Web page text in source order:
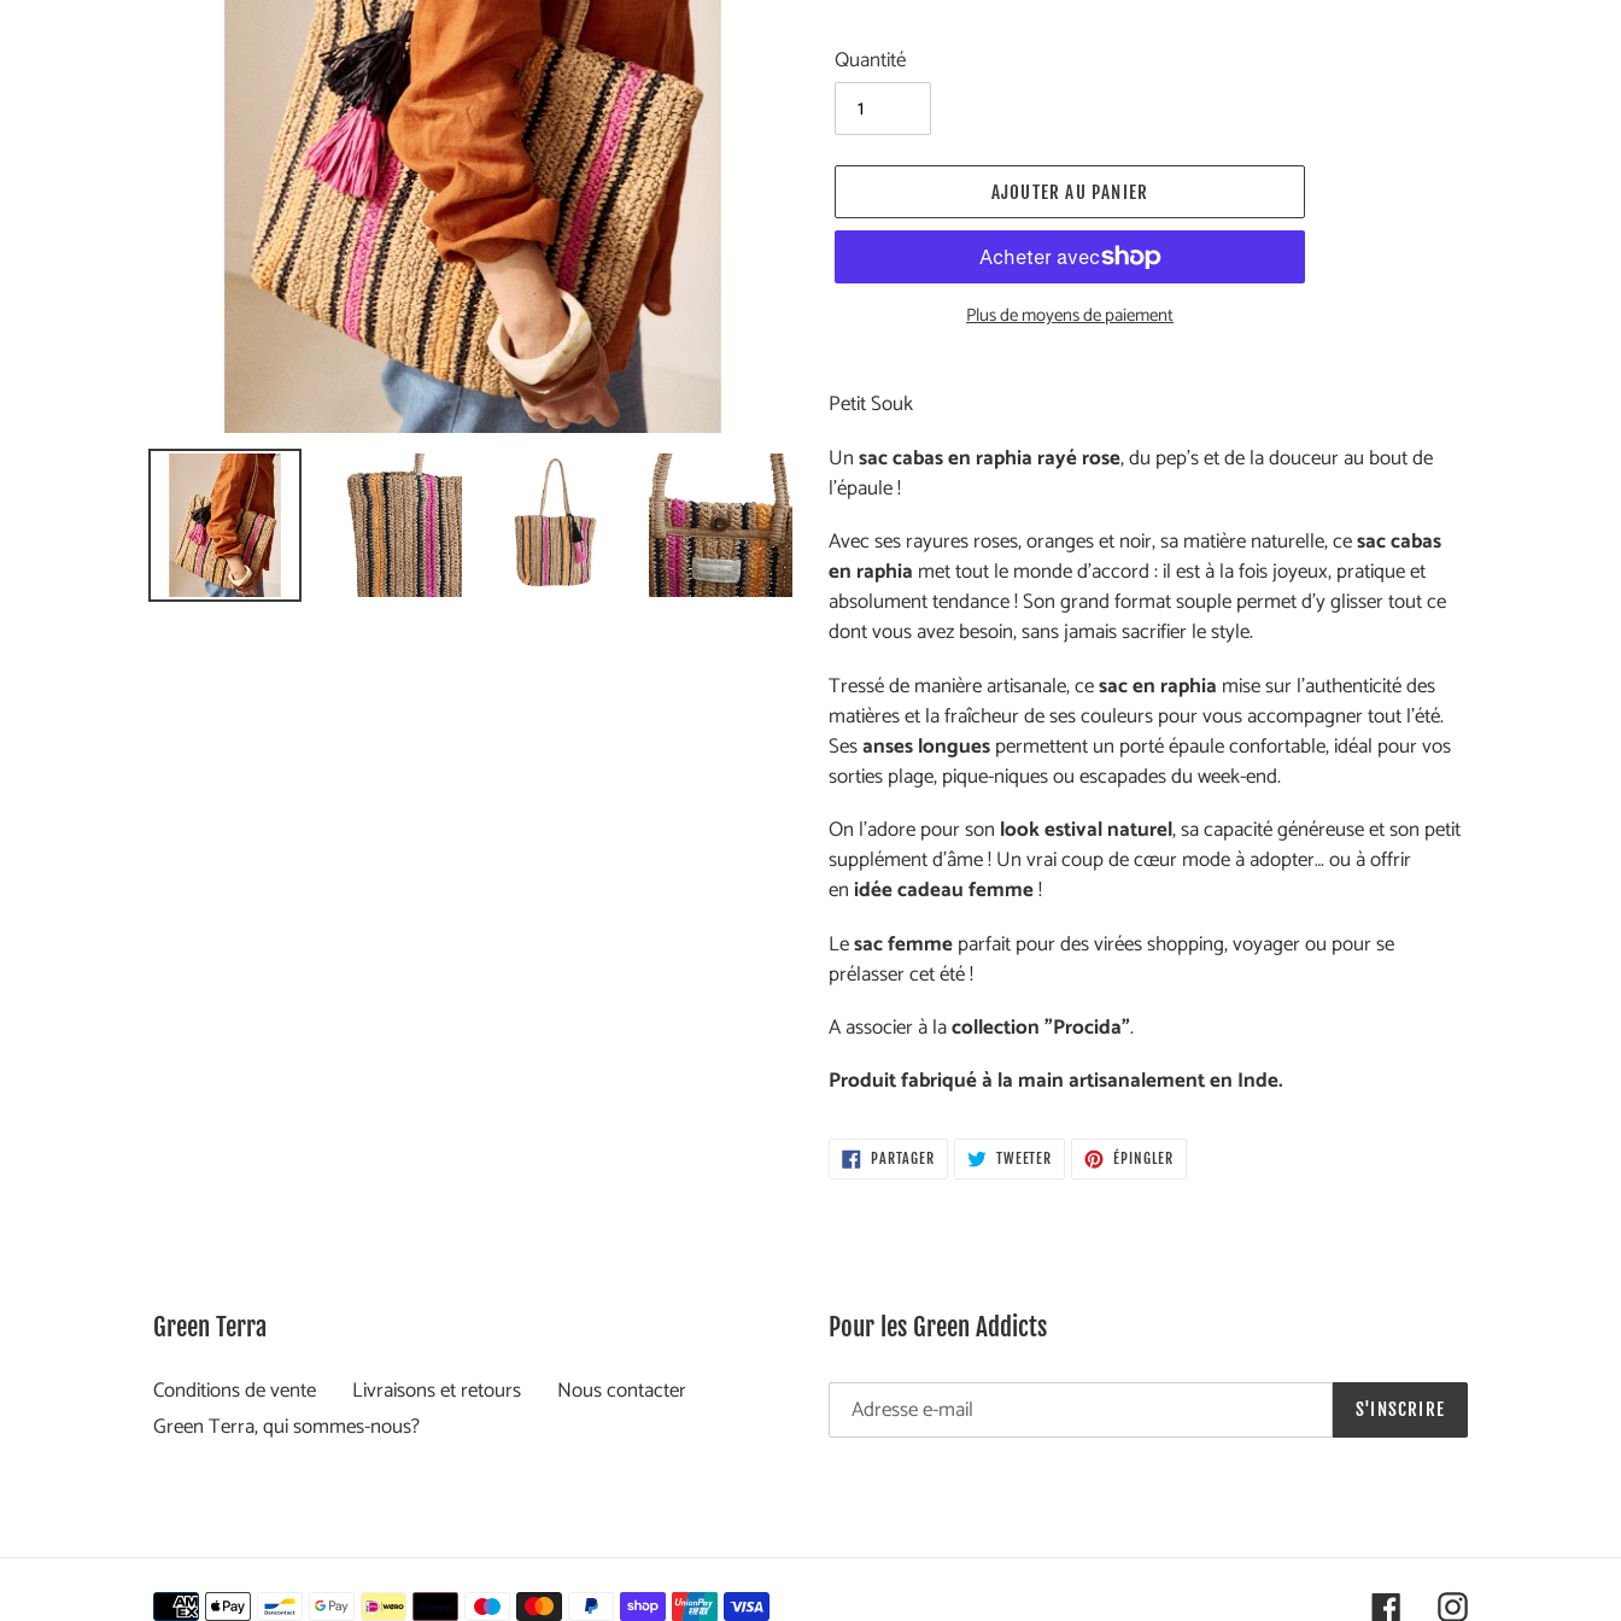
Quantité
AJOUTER AU PANIER
Plus de moyens de paiement
d'un
à
votre
Petit Souk
Unsac cabas en raphia rayé rose, du pep’s et de la douceur au bout de
l’épaule !
Avec sesrayures roses, oranges et noir, sa matière naturelle, cesac cabas
en raphia met tout le monde d’accord : il est à la fois joyeux, pratique et
absolument tendance ! Son grand format souple permet d’y glisser tout ce
dont vous avez besoin, sans jamais sacrifier le style.
Tressé de manière artisanale, cesac en raphia mise sur l’authenticité des
matières et la fraîcheur de ses couleurs pour vous accompagner tout l’été.
Sesanses longuespermettent un porté épaule confortable, idéal pour vos
sorties plage, pique-niques ou escapades du week-end.
On l’adore pour son look estival naturel, sa capacité généreuse et son petit
supplément d’âme ! Un vrai coup de cœur mode à adopter… ou à offrir
enidée cadeau femme!
Lesac femmeparfait pour des virées shopping, voyager ou pour se
prélasser cet été !
A associer à lacollection "Procida".
Produit fabriqué à la main artisanalement en Inde.
PARTAGERPARTAGER
SUR
TWEETER TWEETER
ÉPINGLER
Green Terra
Conditions de vente Livraisons et retours
Nous contacter
Green Terra, qui sommes-nous?
Pour les Green Addicts
S'INSCRIRE
Moyens
FacebookInstagram